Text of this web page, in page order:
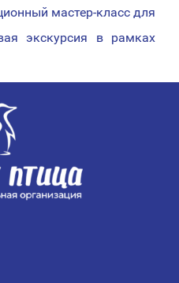
мастер-класс для
экскурсия в рамках